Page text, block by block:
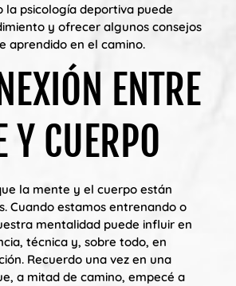
la psicología deportiva puede
y ofrecer algunos consejos
aprendido en el camino.
ENTRE
Y CUERPO
la mente y el cuerpo están
Cuando estamos entrenando o
mentalidad puede influir en
técnica y, sobre todo, en
Recuerdo una vez en una
a mitad de camino, empecé a